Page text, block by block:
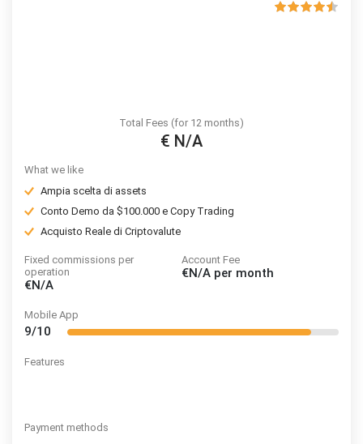
Total Fees (for 12 months)
€ N/A
What we like
Ampia scelta di assets
Conto Demo da $100.000 e Copy Trading
Acquisto Reale di Criptovalute
Fixed commissions per
operation
€N/A
Account Fee
€N/A per month
Mobile App
9/10
Features
Payment methods